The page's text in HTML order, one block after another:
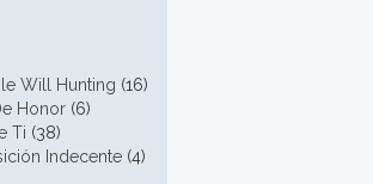
Will Hunting (16)
Honor (6)
Ti (38)
Indecente (4)